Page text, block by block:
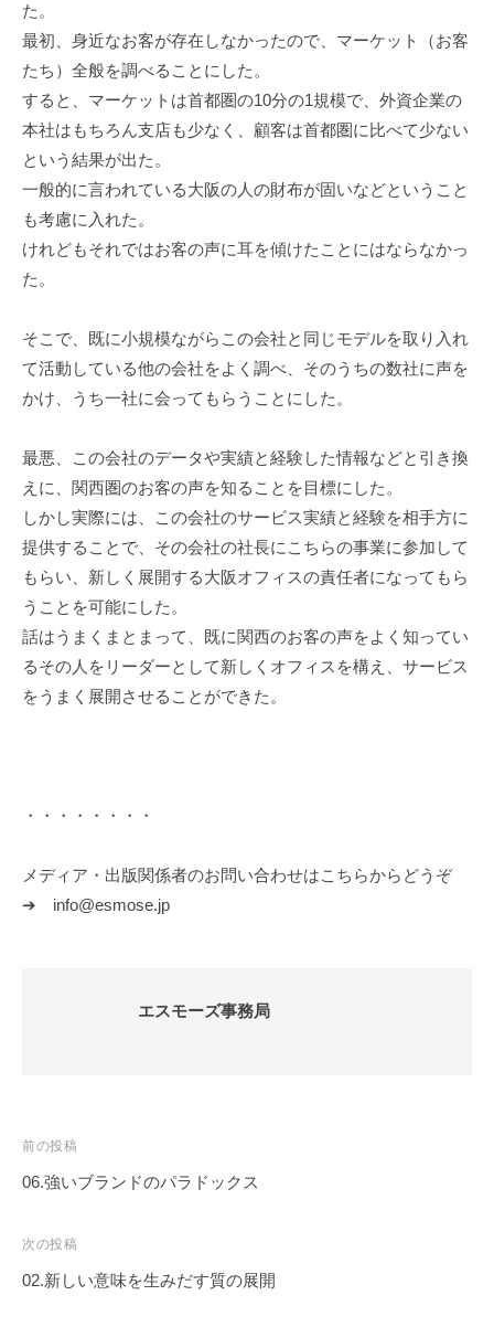
た。
最初、身近なお客が存在しなかったので、マーケット（お客
たち）全般を調べることにした。
すると、マーケットは首都圏の10分の1規模で、外資企業の
本社はもちろん支店も少なく、顧客は首都圏に比べて少ない
という結果が出た。
一般的に言われている大阪の人の財布が固いなどということ
も考慮に入れた。
けれどもそれではお客の声に耳を傾けたことにはならなかっ
た。
そこで、既に小規模ながらこの会社と同じモデルを取り入れ
て活動している他の会社をよく調べ、そのうちの数社に声を
かけ、うち一社に会ってもらうことにした。
最悪、この会社のデータや実績と経験した情報などと引き換
えに、関西圏のお客の声を知ることを目標にした。
しかし実際には、この会社のサービス実績と経験を相手方に
提供することで、その会社の社長にこちらの事業に参加して
もらい、新しく展開する大阪オフィスの責任者になってもら
うことを可能にした。
話はうまくまとまって、既に関西のお客の声をよく知ってい
るその人をリーダーとして新しくオフィスを構え、サービス
をうまく展開させることができた。
・・・・・・・・
メディア・出版関係者のお問い合わせはこちらからどうぞ
➔ info@esmose.jp
エスモーズ事務局
投
稿
ビ
ゲ
前の投稿
06.強いブランドのパラドックス
次の投稿
02.新しい意味を生みだす質の展開